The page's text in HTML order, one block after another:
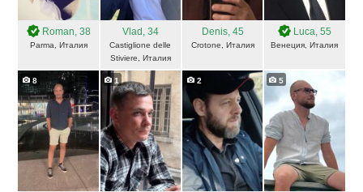
Roman, 38
Parma, Италия
Vlad , 34
Castiglione delle
Stiviere, Италия
Denis, 45
Crotone, Италия
Luca, 55
Венеция, Италия
8 1 2 5